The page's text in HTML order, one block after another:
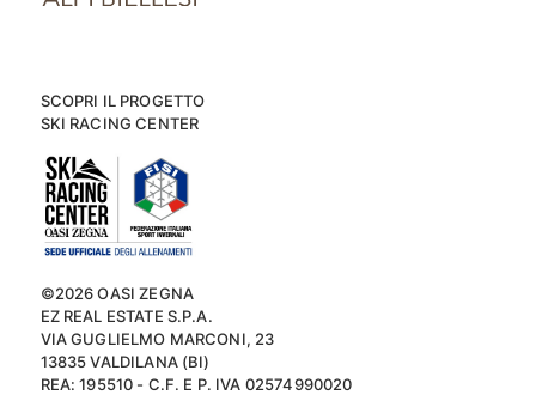
SCOPRI IL PROGETTO
SKI RACING CENTER
©2026 OASI ZEGNA
EZ REAL ESTATE S.P.A.
VIA GUGLIELMO MARCONI, 23
13835 VALDILANA (BI)
REA: 195510 - C.F. E P. IVA 02574990020